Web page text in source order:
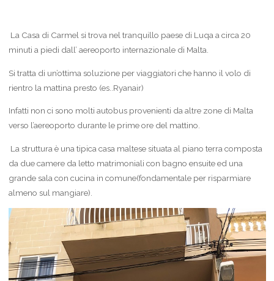
La Casa di Carmel si trova nel tranquillo paese di Luqa a circa 20
minuti a piedi dall’ aereoporto internazionale di Malta.
Si tratta di un’ottima soluzione per viaggiatori che hanno il volo di
rientro la mattina presto (es..Ryanair)
Infatti non ci sono molti autobus provenienti da altre zone di Malta
verso l’aereoporto durante le prime ore del mattino.
La struttura è una tipica casa maltese situata al piano terra composta
da due camere da letto matrimoniali con bagno ensuite ed una
grande sala con cucina in comune(fondamentale per risparmiare
almeno sul mangiare).